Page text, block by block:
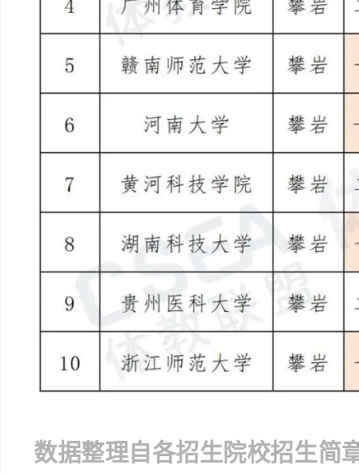
数据整理 自各招生院校招生简